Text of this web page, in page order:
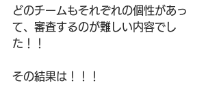
どのチームもそれぞれの個性があっ
て、審査するのが難しい内容でし
た！！
その結果は！！！